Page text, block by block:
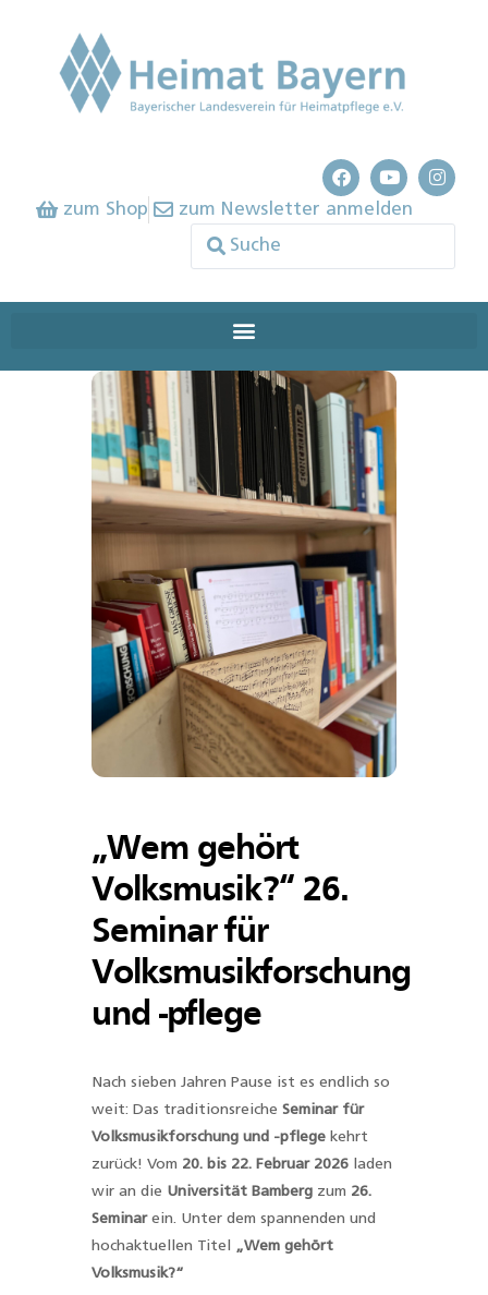
zum Shop zum Newsletter anmelden
„Wem gehört
Volksmusik?“ 26.
Seminar für
Volksmusikforschung
und -pflege
Nach sieben Jahren Pause ist es endlich so
weit: Das traditionsreiche Seminar für
Volksmusikforschung und -pflege kehrt
zurück! Vom 20. bis 22. Februar 2026 laden
wir an die Universität Bamberg zum 26.
Seminarein. Unter dem spannenden und
hochaktuellen Titel
„Wem gehört
Volksmusik?“